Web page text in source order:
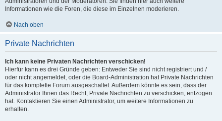
Informationen wie die Foren, die diese im Einzelnen moderieren.
Nach oben
Private Nachrichten
Ich kann keine Privaten Nachrichten verschicken!
Hierfür kann es drei Gründe geben: Entweder Sie sind nicht registriert und /
oder nicht angemeldet, oder die Board-Administration hat Private Nachrichten
für das komplette Forum ausgeschaltet. Außerdem könnte es sein, dass der
Administrator Ihnen das Recht, Private Nachrichten zu verschicken, entzogen
hat. Kontaktieren Sie einen Administrator, um weitere Informationen zu
erhalten.